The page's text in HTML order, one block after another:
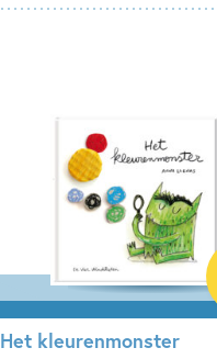
Het kleurenmonster